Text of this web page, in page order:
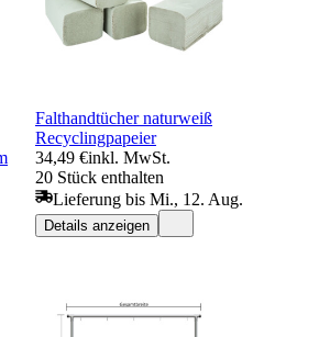
Falthandtücher naturweiß
Recyclingpapeier
34,49 €inkl. MwSt.
20 Stück enthalten
Lieferung bis Mi., 12. Aug.
Details anzeigen